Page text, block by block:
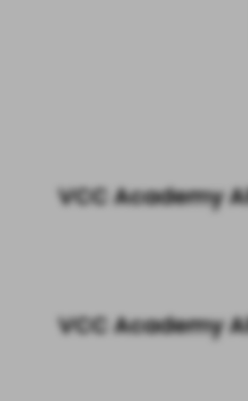
VCC Academy
VCC Academy